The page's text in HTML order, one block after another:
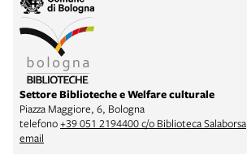
Settore Biblioteche e Welfare culturale
Piazza Maggiore, 6, Bologna
telefono+39 051 2194400 c/o Biblioteca Salaborsa
email